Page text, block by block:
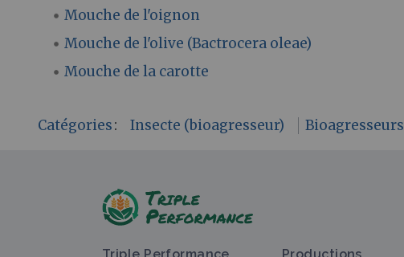
Mouche de l'oignon
Mouche de l'olive (Bactrocera oleae)
Mouche de la carotte
Catégories: Insecte (bioagresseur) Bioagresseurs